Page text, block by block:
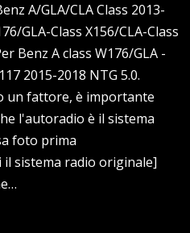
A/GLA/CLA Class 2013-
GLA-Class X156/CLA-Class
Benz A class W176/GLA -
2015-2018 NTG 5.0.
un fattore, è importante
l'autoradio è il sistema
foto prima
sistema radio originale]